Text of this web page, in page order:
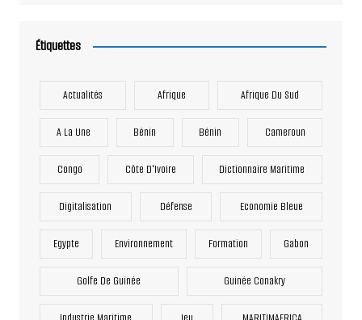
Étiquettes
Actualités Afrique Afrique Du Sud
A La Une Bénin Bénin Cameroun
Congo Côte D'Ivoire Dictionnaire Maritime
Digitalisation Défense Economie Bleue
Egypte Environnement Formation Gabon
Golfe De Guinée Guinée Conakry